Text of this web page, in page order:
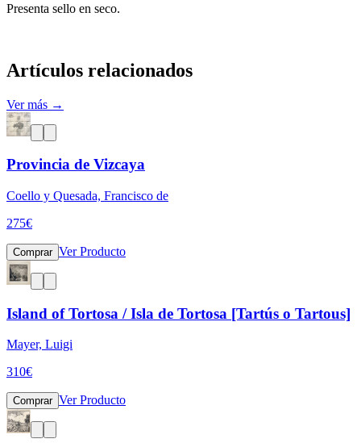
Presenta sello en seco.
Artículos relacionados
Ver más →
Provincia de Vizcaya
Coello y Quesada, Francisco de
275€
Comprar Ver Producto
Island of Tortosa / Isla de Tortosa [Tartús o Tartous]
Mayer, Luigi
310€
Comprar Ver Producto